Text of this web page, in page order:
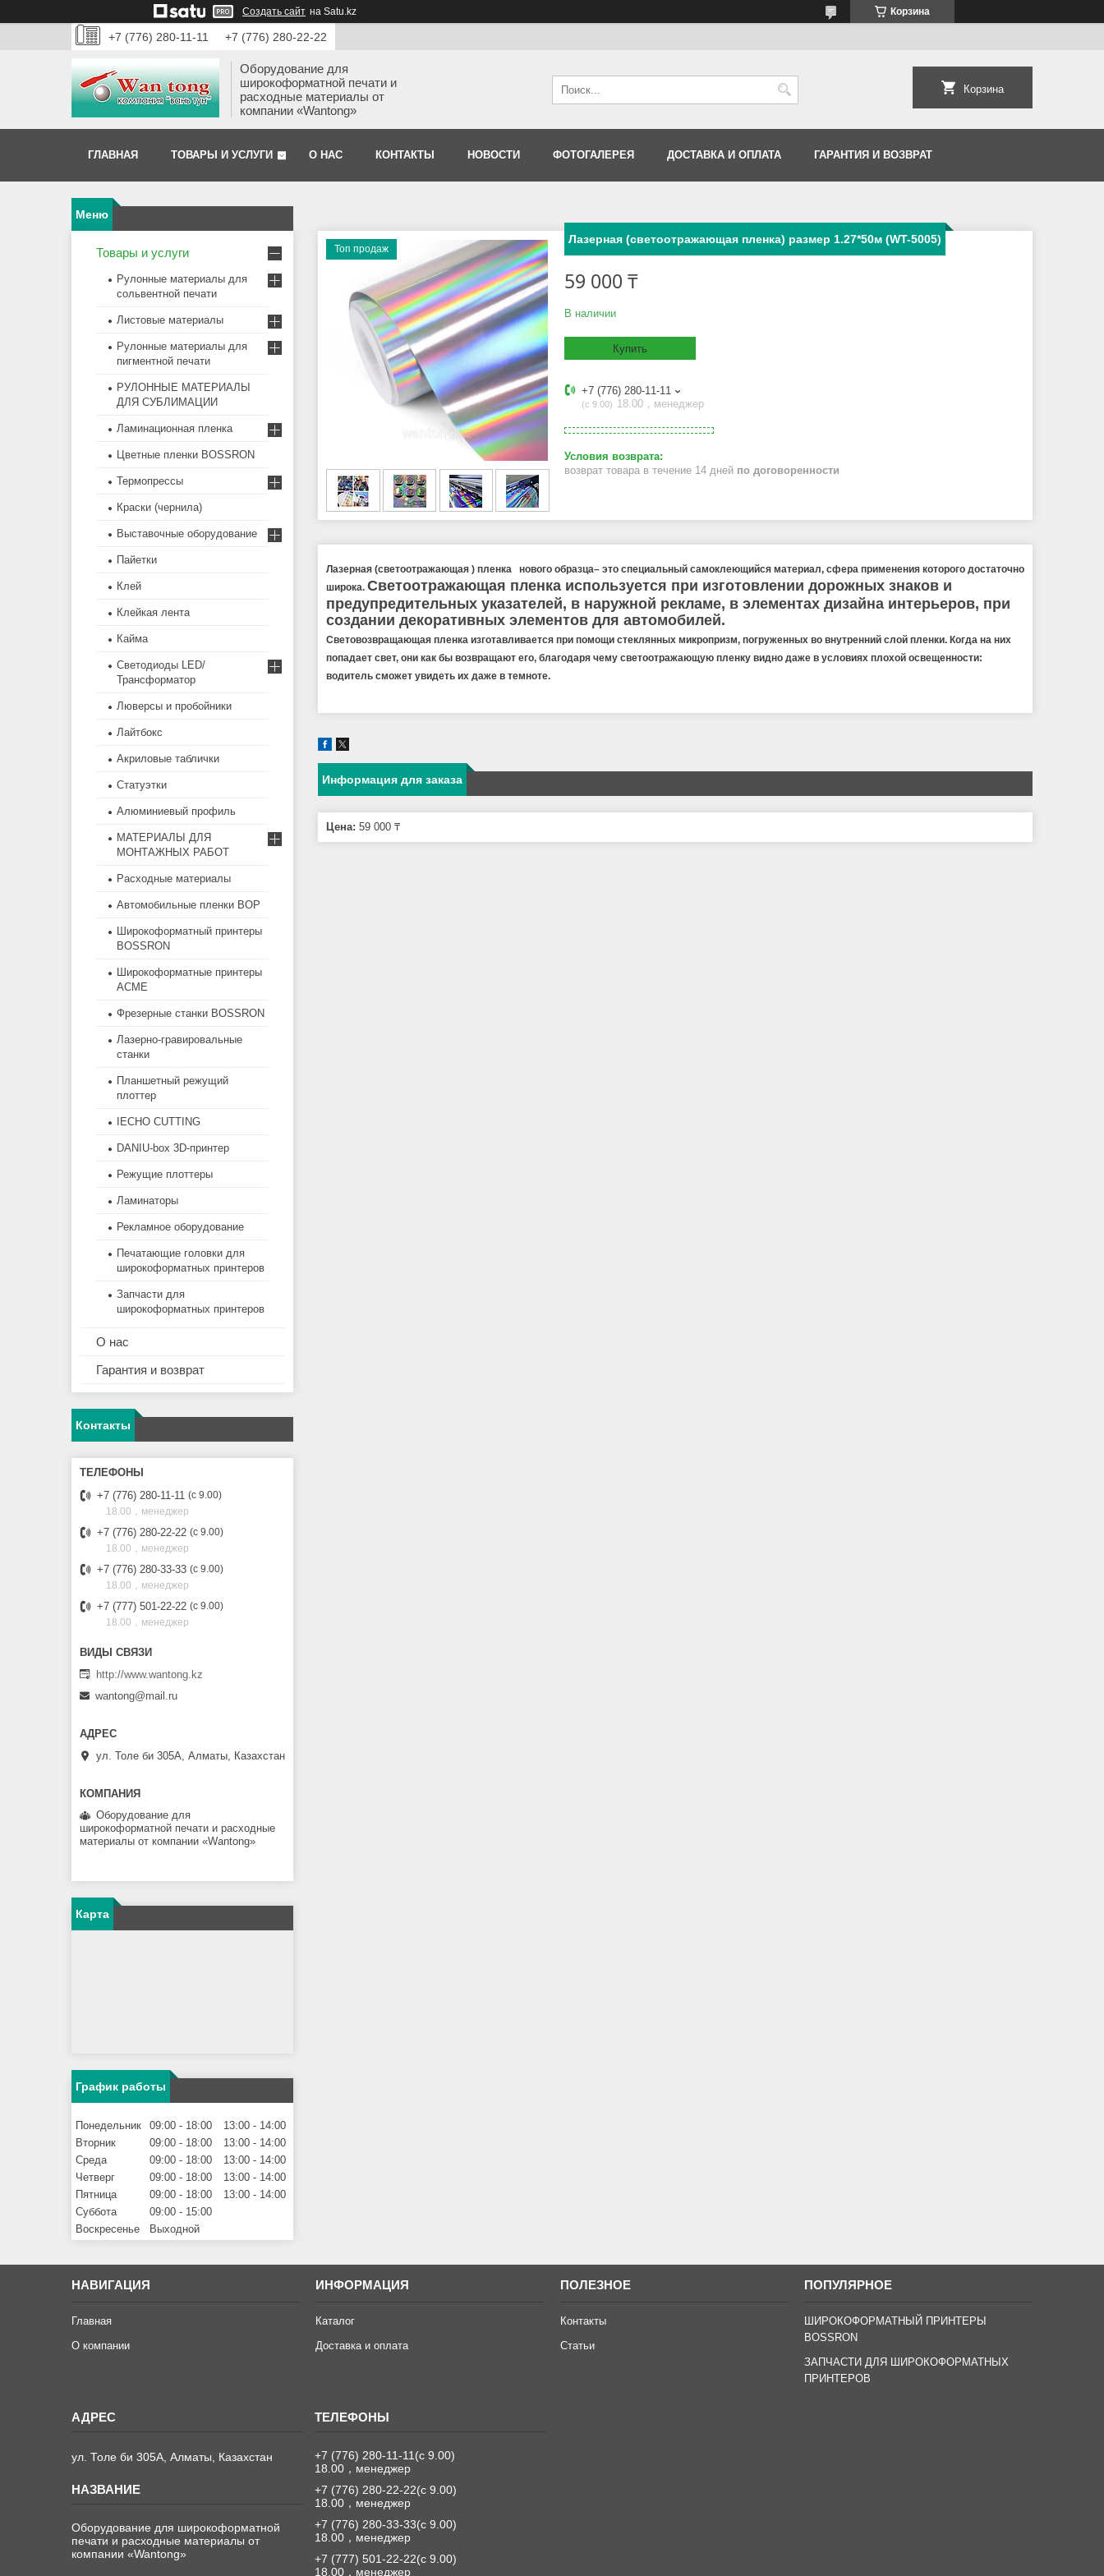
Создать сайт на Satu.kz Корзина
+7 (776) 280-11-11 +7 (776) 280-22-22
Оборудование для
широкоформатной печати и
расходные материалы от
компании «Wantong»
Корзина
ГЛАВНАЯ ТОВАРЫ И УСЛУГИ О НАС КОНТАКТЫ НОВОСТИ ФОТОГАЛЕРЕЯ ДОСТАВКА И ОПЛАТА ГАРАНТИЯ И ВОЗВРАТ
Топ продаж
Лазерная (светоотражающая пленка) размер 1.27*50м (WT-5005)
59 000 ₸
В наличии
Купить
+7 (776) 280-11-11
с 9.00 18.00，менеджер
возврат товара в течение 14 дней по договоренности
Лазерная (светоотражающая ) пленка нового образца– это специальный самоклеющийся материал, сфера применения которого достаточно
широка. Светоотражающая пленка используется при изготовлении дорожных знаков и
предупредительных указателей, в наружной рекламе, в элементах дизайна интерьеров, при
создании декоративных элементов для автомобилей.
Световозвращающая пленка изготавливается при помощи стеклянных микропризм, погруженных во внутренний слой пленки. Когда на них
попадает свет, они как бы возвращают его, благодаря чему светоотражающую пленку видно даже в условиях плохой освещенности:
водитель сможет увидеть их даже в темноте.
Информация для заказа
Цена: 59 000 ₸
Товары и услуги
Рулонные материалы для
сольвентной печати
Листовые материалы
Рулонные материалы для
пигментной печати
РУЛОННЫЕ МАТЕРИАЛЫ
ДЛЯ СУБЛИМАЦИИ
Ламинационная пленка
Цветные пленки BOSSRON
Термопрессы
Краски (чернила)
Выставочные оборудование
Пайетки
Клей
Клейкая лента
Кайма
Светодиоды LED/
Трансформатор
Люверсы и пробойники
Лайтбокс
Акриловые таблички
Статуэтки
Алюминиевый профиль
МАТЕРИАЛЫ ДЛЯ
МОНТАЖНЫХ РАБОТ
Расходные материалы
Автомобильные пленки BOP
Широкоформатный принтеры
BOSSRON
Широкоформатные принтеры
ACME
Фрезерные станки BOSSRON
Лазерно-гравировальные
станки
Планшетный режущий
плоттер
IECHO CUTTING
DANIU-box 3D-принтер
Режущие плоттеры
Ламинаторы
Рекламное оборудование
Печатающие головки для
широкоформатных принтеров
Запчасти для
широкоформатных принтеров
О нас
Гарантия и возврат
Контакты
+7 (776) 280-11-11 с 9.00
18.00，менеджер
+7 (776) 280-22-22 с 9.00
18.00，менеджер
+7 (776) 280-33-33 с 9.00
18.00，менеджер
+7 (777) 501-22-22 с 9.00
18.00，менеджер
http://www.wantong.kz
wantong@mail.ru
ул. Толе би 305А, Алматы, Казахстан
Оборудование для
широкоформатной печати и расходные
материалы от компании «Wantong»
Карта
График работы
Понедельник 09:00 18:00 13:00
14:00
Вторник
09:00 18:00 13:00
14:00
Среда
09:00 18:00 13:00
14:00
Четверг
09:00 18:00 13:00
14:00
Пятница
09:00 18:00 13:00
14:00
Суббота
09:00
15:00
Воскресенье
Выходной
НАВИГАЦИЯ
Главная
О компании
ИНФОРМАЦИЯ
Каталог
Доставка и оплата
ПОЛЕЗНОЕ
Контакты
Статьи
ПОПУЛЯРНОЕ
ШИРОКОФОРМАТНЫЙ ПРИНТЕРЫ
BOSSRON
ЗАПЧАСТИ ДЛЯ ШИРОКОФОРМАТНЫХ
ПРИНТЕРОВ
ул. Толе би 305А, Алматы, Казахстан
Оборудование для широкоформатной
печати и расходные материалы от
компании «Wantong»
+7 (776) 280-11-11 с 9.00
18.00，менеджер
+7 (776) 280-22-22 с 9.00
18.00，менеджер
+7 (776) 280-33-33 с 9.00
18.00，менеджер
+7 (777) 501-22-22 с 9.00
18.00，менеджер